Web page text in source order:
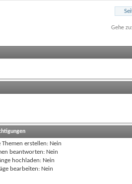
Gehe zu:
Themen erstellen: Nein
beantworten: Nein
hochladen: Nein
bearbeiten: Nein